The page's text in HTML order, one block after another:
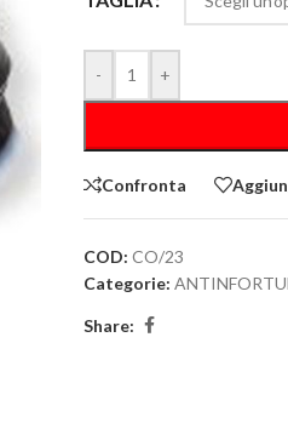
- +
Confronta
COD: CO/23
Categorie:
Share: